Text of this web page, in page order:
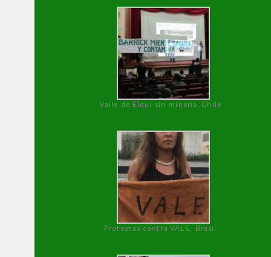
Valle de Elqui sin minería. Chile
Protestas contra VALE, Brasil